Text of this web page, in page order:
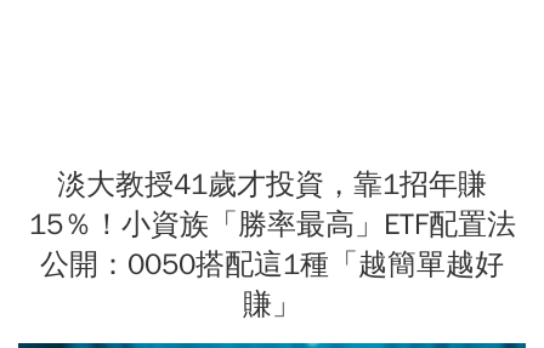
淡大教授41歲才投資，靠1招年賺
15％！小資族「勝率最高」ETF配置法
公開：0050搭配這1種「越簡單越好
賺」